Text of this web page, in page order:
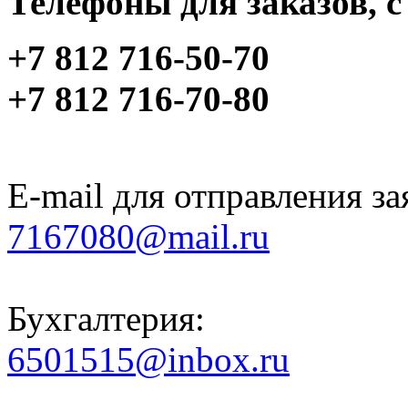
+7 812 716-50-70
+7 812 716-70-80
E-mail для отправления
7167080@mail.ru
Бухгалтерия:
6501515@inbox.ru